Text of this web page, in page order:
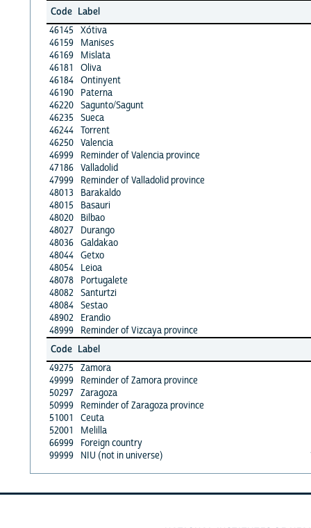
Code Label
46145
Xótiva
46159
Manises
46169
Mislata
46181
Oliva
46184 Ontinyent
46190
Paterna
46220 Sagunto/Sagunt
46235
Sueca
46244 Torrent
46250 Valencia
46999
Reminder of Valencia province
47186 Valladolid
47999
Reminder of Valladolid province
48013
Barakaldo
48015
Basauri
48020
Bilbao
48027
Durango
48036 Galdakao
48044 Getxo
48054
Leioa
48078
Portugalete
48082 Santurtzi
48084 Sestao
48902
Erandio
48999
Reminder of Vizcaya province
Code Label
49275
Zamora
49999
Reminder of Zamora province
50297 Zaragoza
50999
Reminder of Zaragoza province
51001
Ceuta
52001
Melilla
66999
Foreign country
99999
NIU (not in universe)